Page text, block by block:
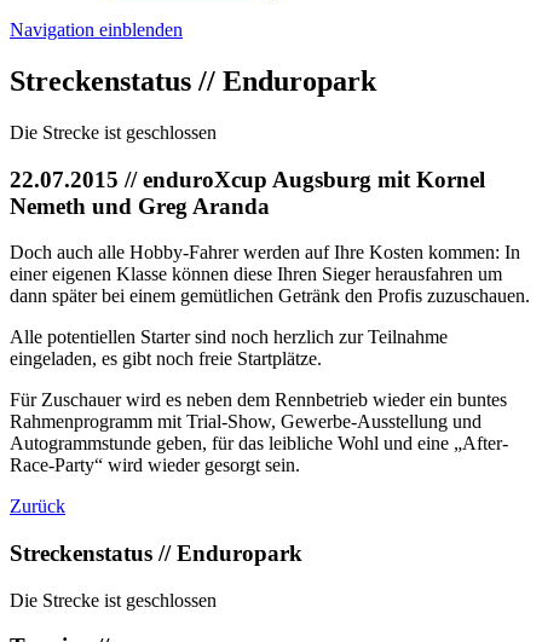
Navigation einblenden
Streckenstatus // Enduropark
Die Strecke ist geschlossen
22.07.2015 // enduroXcup Augsburg mit Kornel
Nemeth und Greg Aranda
Doch auch alle Hobby-Fahrer werden auf Ihre Kosten kommen: In
einer eigenen Klasse können diese Ihren Sieger herausfahren um
dann später bei einem gemütlichen Getränk den Profis zuzuschauen.
Alle potentiellen Starter sind noch herzlich zur Teilnahme
eingeladen, es gibt noch freie Startplätze.
Für Zuschauer wird es neben dem Rennbetrieb wieder ein buntes
Rahmenprogramm mit Trial-Show, Gewerbe-Ausstellung und
Autogrammstunde geben, für das leibliche Wohl und eine „After-
Race-Party“ wird wieder gesorgt sein.
Zurück
Streckenstatus // Enduropark
Die Strecke ist geschlossen